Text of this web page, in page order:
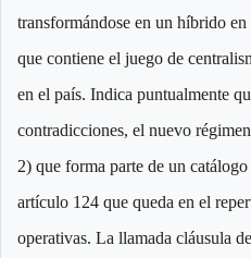
transformándose en un híbrido
que contiene el juego de
en el país. Indica puntualmente
contradicciones, el nuevo
2) que forma parte de un
artículo 124 que queda en el
operativas. La llamada cláusula